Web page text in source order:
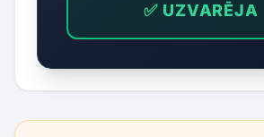
✅ UZVARĒJA